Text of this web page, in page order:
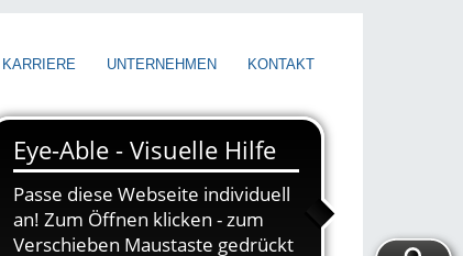
KARRIERE UNTERNEHMEN KONTAKT